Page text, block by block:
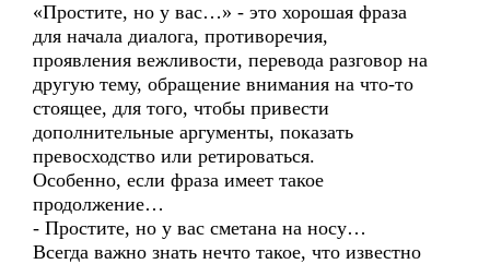
«Простите, но у вас…» - это хорошая фраза
для начала диалога, противоречия,
проявления вежливости, перевода разговор на
другую тему, обращение внимания на что-то
стоящее, для того, чтобы привести
дополнительные аргументы, показать
превосходство или ретироваться.
Особенно, если фраза имеет такое
продолжение…
- Простите, но у вас сметана на носу…
Всегда важно знать нечто такое, что известно